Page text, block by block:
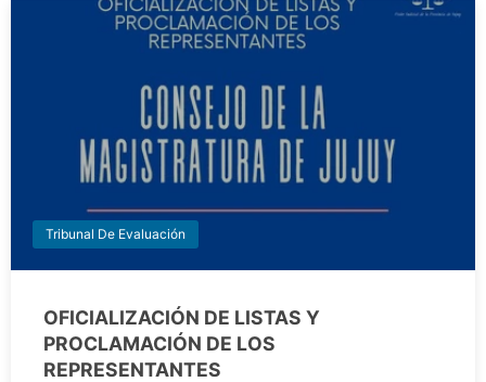
Tribunal De Evaluación
OFICIALIZACIÓN DE LISTAS Y
PROCLAMACIÓN DE LOS
REPRESENTANTES